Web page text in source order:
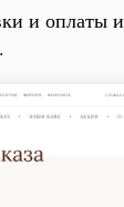
и оплаты и